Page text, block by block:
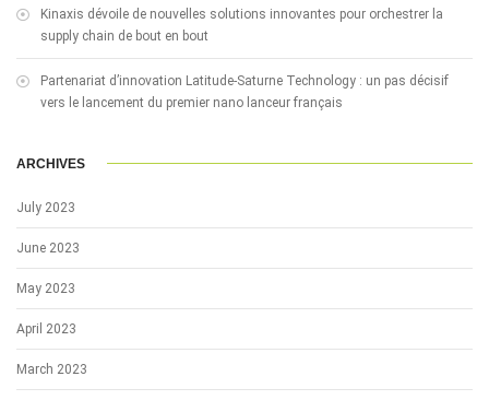
Kinaxis dévoile de nouvelles solutions innovantes pour orchestrer la
supply chain de bout en bout
Partenariat d’innovation Latitude-Saturne Technology : un pas décisif
vers le lancement du premier nano lanceur français
ARCHIVES
July 2023
June 2023
May 2023
April 2023
March 2023